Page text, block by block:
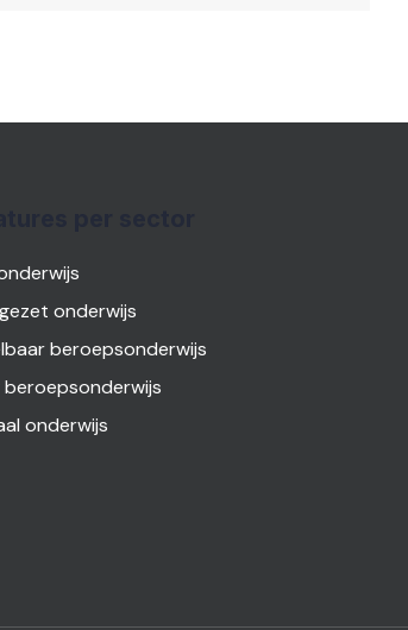
onderwijs
beroepsonderwijs
beroepsonderwijs
onderwijs